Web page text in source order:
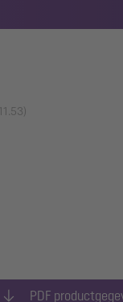
PDF